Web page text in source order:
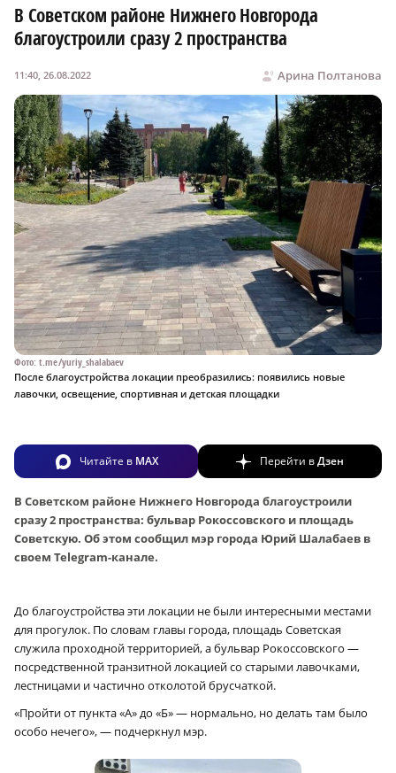
В Советском районе Нижнего Новгорода
благоустроили сразу 2 пространства
Арина Полтанова
11:40, 26.08.2022
Фото: t.me/yuriy_shalabaev
После благоустройства локации преобразились: появились новые
лавочки, освещение, спортивная и детская площадки
Читайте в MAX Перейти вДзен
В Советском районе Нижнего Новгорода благоустроили
сразу 2 пространства: бульвар Рокоссовского и площадь
Советскую. Об этом сообщил мэр города Юрий Шалабаев в
своем Telegram-канале.
До благоустройства эти локации не были интересными местами
для прогулок. По словам главы города, площадь Советская
служила проходной территорией, а бульвар Рокоссовского —
посредственной транзитной локацией со старыми лавочками,
лестницами и частично отколотой брусчаткой.
«Пройти от пункта «А» до «Б» — нормально, но делать там было
особо нечего», — подчеркнул мэр.